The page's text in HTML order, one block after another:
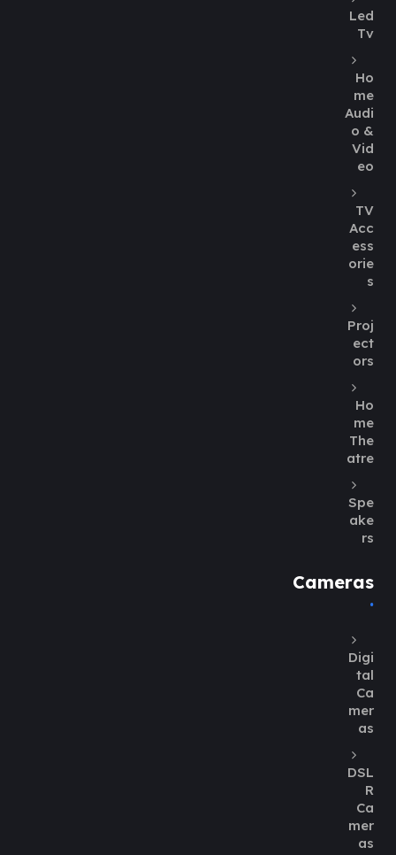
Led
Tv
Ho
me
Audi
o &
Vid
eo
TV
Acc
ess
orie
s
Proj
ect
ors
Ho
me
The
atre
Spe
ake
rs
Cameras
Digi
tal
Ca
mer
as
DSL
R
Ca
mer
as